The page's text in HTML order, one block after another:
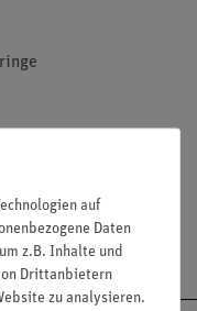
300,- €
auf
Daten
z.B. Inhalte und
Drittanbietern
zu analysieren.